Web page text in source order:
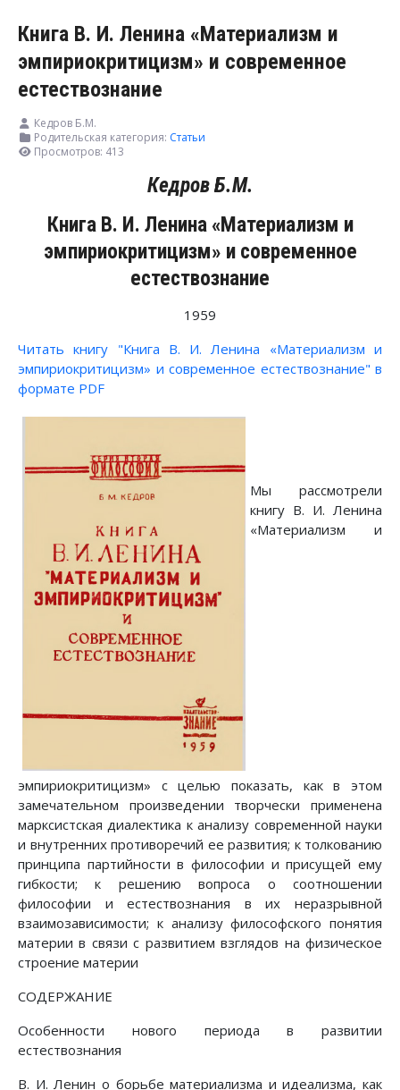
Книга В. И. Ленина «Материализм и
эмпириокритицизм» и современное
естествознание
Кедров Б.М.
Родительская категория: Статьи
Просмотров: 413
Кедров Б.М.
Книга В. И. Ленина «Материализм и
эмпириокритицизм» и современное
естествознание
1959
Читать книгу "Книга В. И. Ленина «Материализм и
эмпириокритицизм» и современное естествознание" в
формате PDF
Мы рассмотрели
книгу В. И. Ленина
«Материализм и
эмпириокритицизм» с целью показать, как в этом
замечательном произведении творчески применена
марксистская диалектика к анализу современной науки
и внутренних противоречий ее развития; к толкованию
принципа партийности в философии и присущей ему
гибкости; к решению вопроса о соотношении
философии и естествознания в их неразрывной
взаимозависимости; к анализу философского понятия
материи в связи с развитием взглядов на физическое
строение материи
СОДЕРЖАНИЕ
Особенности нового периода в развитии
естествознания
В. И. Ленин о борьбе материализма и идеализма, как